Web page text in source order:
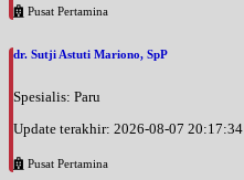
Pusat Pertamina
dr. Sutji Astuti Mariono, SpP
Spesialis: Paru
Update terakhir: 2026-08-07 20:17:34
Pusat Pertamina